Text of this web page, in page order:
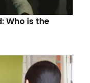
Who is the